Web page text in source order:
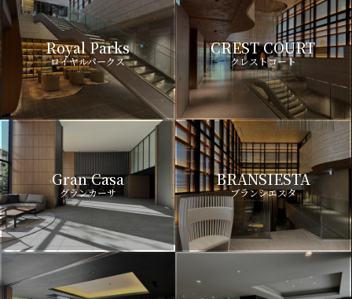
Royal Parks
ロイヤルパークス
CREST COURT
クレストコート
Gran Casa
グランカーサ
BRANSIESTA
ブランシエスタ